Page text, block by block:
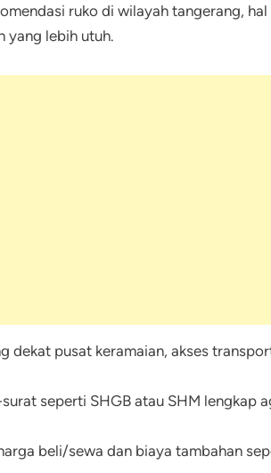
ruko di wilayah tangerang,
yang lebih utuh.
dekat pusat keramaian, akses
seperti SHGB atau SHM lengkap
beli/sewa dan biaya tambahan